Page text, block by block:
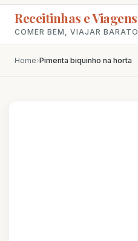
Receitinhas e Viagens
COMER BEM, VIAJAR BARATO
Home›Pimenta biquinho na horta